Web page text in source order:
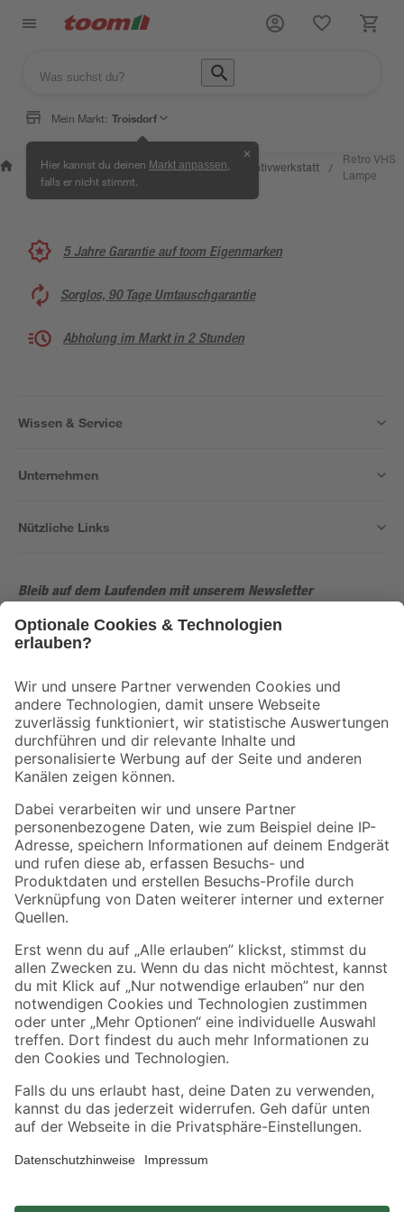
Mein Markt: Troisdorf
Hier kannst du deinen Markt anpassen
falls er nicht stimmt.
✕
Wissen &
Service
/
Selbermachen &
Ratgeber
/ Kreativwerkstatt /
Retro VHS
Lampe
5 Jahre Garantie auf toom Eigenmarken
Sorglos, 90 Tage Umtauschgarantie
Abholung im Markt in 2 Stunden
Wissen & Service
Unternehmen
Nützliche Links
Bleib auf dem Laufenden mit unserem Newsletter
Der toom Newsletter: Keine Angebote und Aktionen mehr verpassen!
Folge uns
Zahlungsarten Versandarten
Sicher einkaufen
Jetzt die toom-App herunterladen
Alle Preisangaben in EUR inkl. gesetzl. MwSt.. Die dargestellten Angebote sind unter
Umständen nicht in allen Märkten verfügbar. Die angegebenen Verfügbarkeiten beziehen
sich auf den unter "Mein Markt" ausgewählten toom Baumarkt. Alle Angebote und
*Paketversand ab 59 € versandkostenfrei, gilt nicht für Artikel mit Speditionsversand, hier
fallen zusätzliche Versandkosten an.